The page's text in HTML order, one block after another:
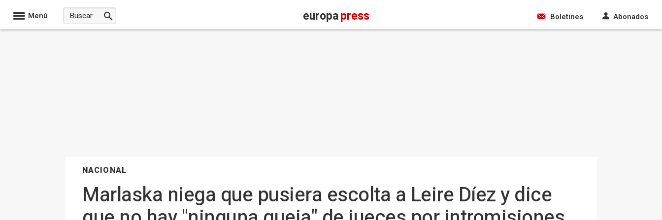
Menú europapress Boletines Abonados
NACIONAL
Marlaska niega que pusiera escolta a Leire Díez y dice